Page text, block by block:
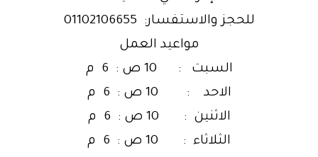
للحجز والاستفسار: 01102106655
مواعيد العمل
السبت : 10 ص : 6 م
الاحد : 10 ص : 6 م
الاثنين : 10 ص : 6 م
الثلاثاء : 10 ص : 6 م